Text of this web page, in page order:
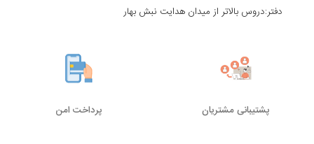
دفتر:دروس بالاتر از میدان هدایت نبش بهار
پشتیبانی مشتریان پرداخت امن